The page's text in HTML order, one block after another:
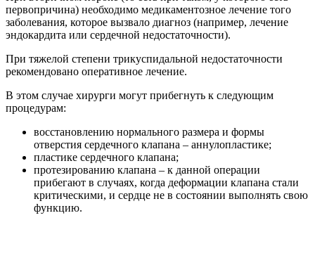
первопричина) необходимо медикаментозное лечение того
заболевания, которое вызвало диагноз (например, лечение
эндокардита или сердечной недостаточности).
При тяжелой степени трикуспидальной недостаточности
рекомендовано оперативное лечение.
В этом случае хирурги могут прибегнуть к следующим
процедурам:
восстановлению нормального размера и формы
отверстия сердечного клапана – аннулопластике;
пластике сердечного клапана;
протезированию клапана – к данной операции
прибегают в случаях, когда деформации клапана стали
критическими, и сердце не в состоянии выполнять свою
функцию.